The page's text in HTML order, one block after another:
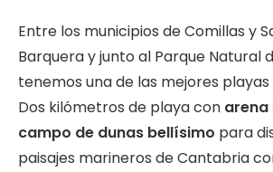
Entre los municipios de Comillas y
Barquera y junto al Parque Natural
tenemos una de las mejores
Dos kilómetros de playa con arena
campo de dunas bellísimo para
paisajes marineros de Cantabria